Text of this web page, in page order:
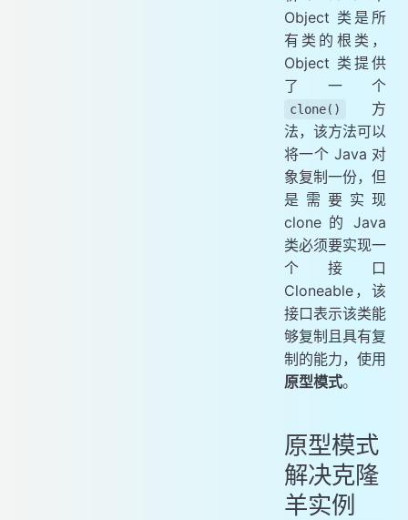
Object 类是所
有类的根类，
Object 类提供
了一个
clone()
方
法，该方法可以
将一个 Java 对
象复制一份，但
是需要实现
clone 的 Java
类必须要实现一
个接口
Cloneable，该
接口表示该类能
够复制且具有复
制的能力，使用
原型模式。
原型模式
解决克隆
羊实例